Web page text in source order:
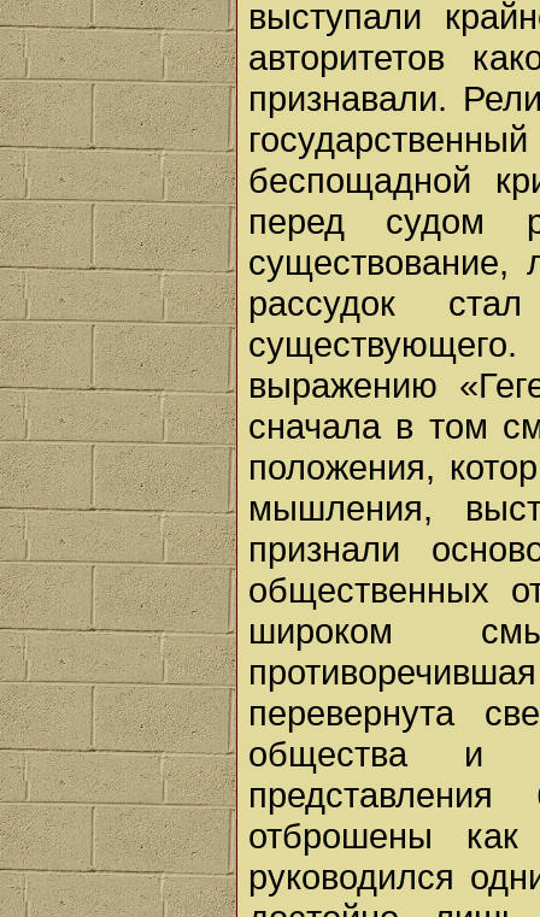
выступали
авторитетов
признавали.
беспощадной
перед судом
существование,
рассудок
выражению
сначала в том
положения,
мышления,
признали
общественных
широком
перевернута
общества и
отброшены
руководился